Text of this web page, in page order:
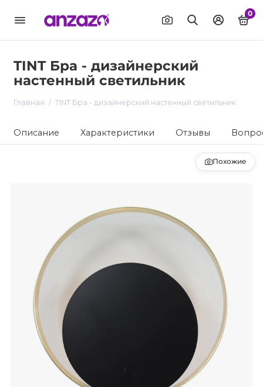
0
TINT Бра - дизайнерский
настенный светильник
Главная TINT Бра - дизайнерский настенный светильник
Описание Характеристики Отзывы
Похожие